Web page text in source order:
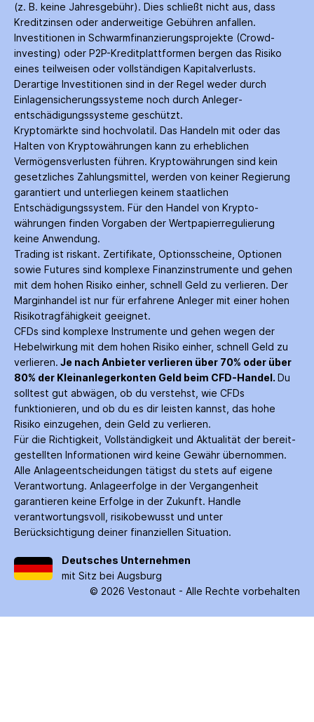
(z. B. keine Jahres­gebühr). Dies schließt nicht aus, dass
Kredit­zinsen oder anderweitige Gebühren anfallen.
Investitionen in Schwarm­finanzierungs­projekte (Crowd­
investing) oder P2P-Kredit­plattformen bergen das Risiko
eines teilweisen oder vollständigen Kapitalverlusts.
Derartige Investitionen sind in der Regel weder durch
Einlagen­sicherungs­systeme noch durch Anleger­
entschädigungs­systeme geschützt.
Kryptomärkte sind hochvolatil. Das Handeln mit oder das
Halten von Krypto­währungen kann zu erheblichen
Vermögensverlusten führen. Krypto­währungen sind kein
gesetzliches Zahlungs­mittel, werden von keiner Regierung
garantiert und unterliegen keinem staatlichen
Entschädigungs­system. Für den Handel von Krypto­
währungen finden Vorgaben der Wertpapier­regulierung
keine Anwendung.
Trading ist riskant. Zertifikate, Options­scheine, Optionen
sowie Futures sind komplexe Finanz­instrumente und gehen
mit dem hohen Risiko einher, schnell Geld zu verlieren. Der
Margin­handel ist nur für erfahrene Anleger mit einer hohen
Risiko­tragfähigkeit geeignet.
CFDs sind komplexe Instrumente und gehen wegen der
Hebelwirkung mit dem hohen Risiko einher, schnell Geld zu
verlieren. Je nach Anbieter verlieren über 70% oder über
80% der Kleinanleger­konten Geld beim CFD-Handel. Du
solltest gut abwägen, ob du verstehst, wie CFDs
funktionieren, und ob du es dir leisten kannst, das hohe
Risiko einzugehen, dein Geld zu verlieren.
Für die Richtigkeit, Vollständigkeit und Aktualität der bereit­
gestellten Informationen wird keine Gewähr über­nommen.
Alle Anlage­entscheidungen tätigst du stets auf eigene
Verantwortung. Anlage­erfolge in der Ver­gangenheit
garantieren keine Erfolge in der Zukunft. Handle
verantwortungsvoll, risiko­bewusst und unter
Berücksichtigung deiner finanziellen Situation.
Deutsches Unternehmen
mit Sitz bei Augsburg
© 2026 Vestonaut - Alle Rechte vorbehalten